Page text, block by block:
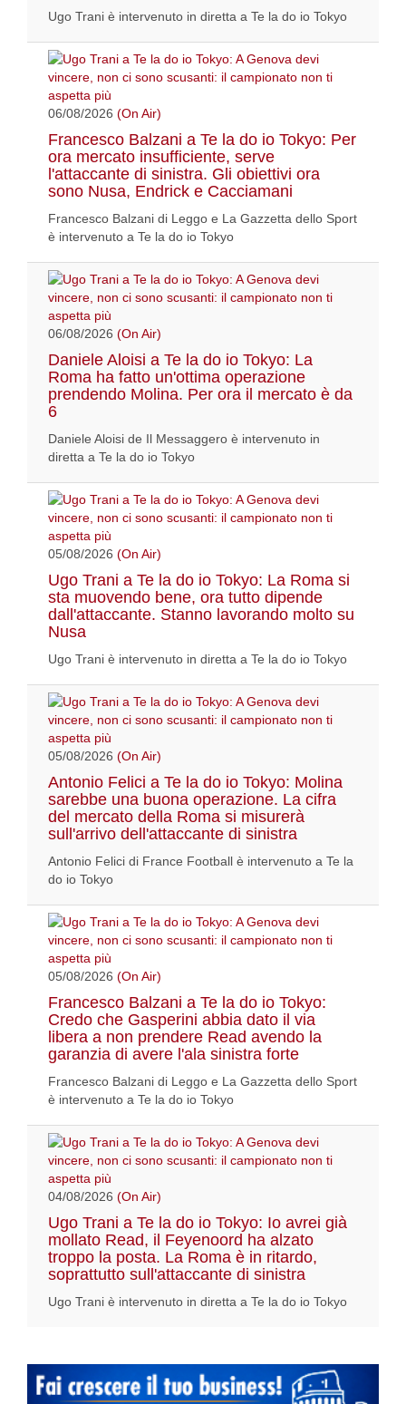
Ugo Trani è intervenuto in diretta a Te la do io Tokyo
06/08/2026 (On Air)
Francesco Balzani a Te la do io Tokyo: Per
ora mercato insufficiente, serve
l'attaccante di sinistra. Gli obiettivi ora
sono Nusa, Endrick e Cacciamani
Francesco Balzani di Leggo e La Gazzetta dello Sport
è intervenuto a Te la do io Tokyo
06/08/2026 (On Air)
Daniele Aloisi a Te la do io Tokyo: La
Roma ha fatto un'ottima operazione
prendendo Molina. Per ora il mercato è da
6
Daniele Aloisi de Il Messaggero è intervenuto in
diretta a Te la do io Tokyo
05/08/2026 (On Air)
Ugo Trani a Te la do io Tokyo: La Roma si
sta muovendo bene, ora tutto dipende
dall'attaccante. Stanno lavorando molto su
Nusa
Ugo Trani è intervenuto in diretta a Te la do io Tokyo
05/08/2026 (On Air)
Antonio Felici a Te la do io Tokyo: Molina
sarebbe una buona operazione. La cifra
del mercato della Roma si misurerà
sull'arrivo dell'attaccante di sinistra
Antonio Felici di France Football è intervenuto a Te la
do io Tokyo
05/08/2026 (On Air)
Francesco Balzani a Te la do io Tokyo:
Credo che Gasperini abbia dato il via
libera a non prendere Read avendo la
garanzia di avere l'ala sinistra forte
Francesco Balzani di Leggo e La Gazzetta dello Sport
è intervenuto a Te la do io Tokyo
04/08/2026 (On Air)
Ugo Trani a Te la do io Tokyo: Io avrei già
mollato Read, il Feyenoord ha alzato
troppo la posta. La Roma è in ritardo,
soprattutto sull'attaccante di sinistra
Ugo Trani è intervenuto in diretta a Te la do io Tokyo